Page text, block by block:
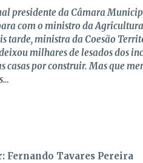
presidente da Câmara
com o ministro da
tarde, ministra da Coesão
milhares de lesados dos
casas por construir. Mas que
Fernando Tavares Pereira